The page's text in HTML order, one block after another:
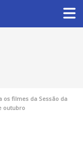
os filmes da Sessão da
outubro